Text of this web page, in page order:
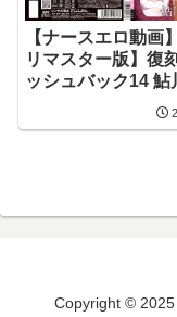
【ナースエロ動画
リマスター版】復
ッシュバック14 鮎
Copyright © 2025